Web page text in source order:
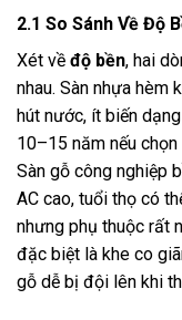
2.1 So Sánh Về Độ
Xét về độ bền, hai
nhau. Sàn nhựa hèm
hút nước, ít biến
10–15 năm nếu
Sàn gỗ công nghiệp
AC cao, tuổi thọ có
nhưng phụ thuộc rất
đặc biệt là khe co
gỗ dễ bị đội lên khi